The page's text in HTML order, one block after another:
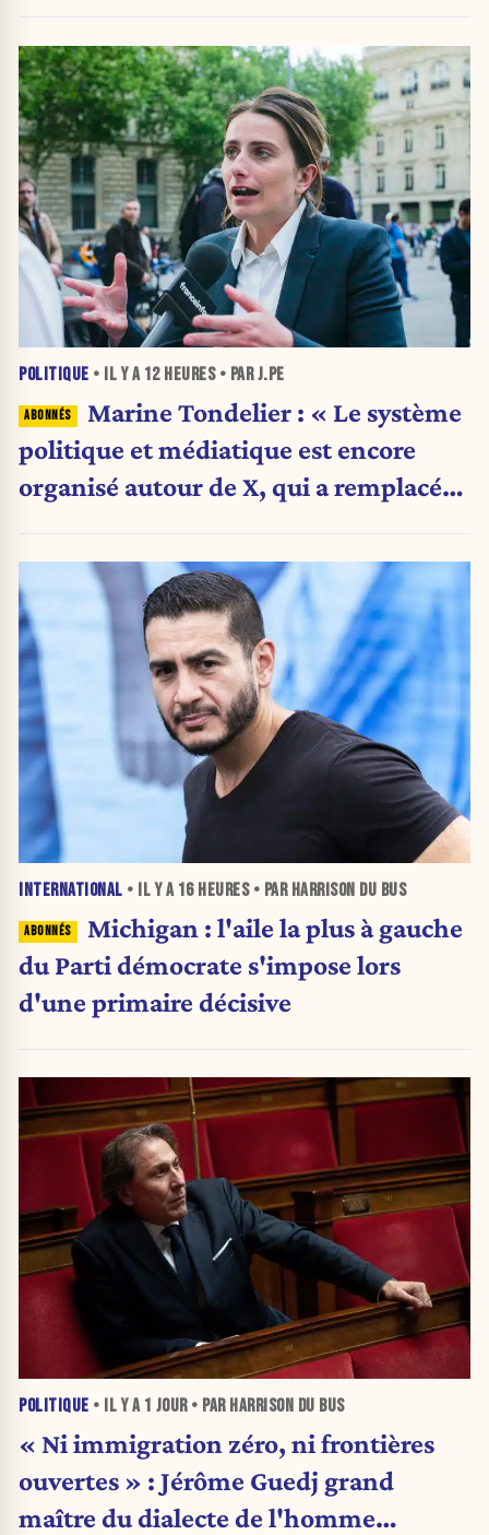
POLITIQUE • IL Y A 12 HEURES• PAR J.PE
Marine Tondelier : « Le système
politique et médiatique est encore
organisé autour de X, qui a remplacé
INTERNATIONAL • IL Y A 16 HEURES• PAR HARRISON DU BUS
Michigan : l'aile la plus à gauche
du Parti démocrate s'impose lors
d'une primaire décisive
POLITIQUE • IL Y A 1 JOUR• PAR HARRISON DU BUS
« Ni immigration zéro, ni frontières
ouvertes » : Jérôme Guedj grand
maître du dialecte de l'homme